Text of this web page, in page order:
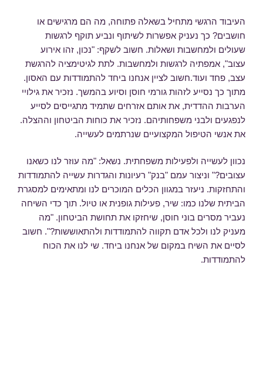
העיבוד הרגשי מתחיל בשאלה פתוחה, מה הם מרגישים או
חושבים? כך נעניק אפשרות לשיתוף ונביע תוקף לרגשות
שעולים ולמחשבות ושאלות. חשוב לשקף: "נכון, זהו אירוע
עצוב", אמפתיה לרגשות ולמחשבות. לתת לגיטימציה להרגשת
עצב, פחד ועוד.חשוב לציין אנחנו ביחד להתמודדות עם האסון.
מתוך כך נסייע לזהות גורמי חוסן וסיוע בהמשך. נזכיר את גילויי
הערבות ההדדית, את אותם אזרחים שתמיד מתגייסים לסייע
לנפגעים ולבני משפחותיהם. נזכיר את כוחות הביטחון וההצלה.
את אנשי הטיפול המקצועיים שנרתמים לעשייה.
נכוון לעשייה ולפעילות משפחתית. נשאל: "מה עוזר לנו כשאנו
עצובים?" וניצור עמם "בנק" רעיונות והגדרות עשייה להתמודדות
והתחזקות. ניעזר במגוון הכלים המוכרים לנו ומתאימים למסגרת
הביתית שלנו כמו: שיר, פעילות גופנית או טיול. תוך כדי השיחה
נעביר מסרים בוני חוסן, שיחזקו את תחושת הביטחון. "מה
מעניק לנו ולכל אדם תקווה להתמודדות ולהתאוששות?". חשוב
לסיים את השיח במקום של אנחנו ביחד. שי לנו את הכוח
להתמודדות.